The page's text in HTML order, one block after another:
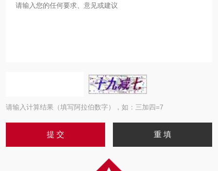
请输入计算结果（填写阿拉伯数字），如：三加四=7